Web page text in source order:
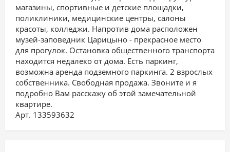
магазины, спортивные и детские площадки,
поликлиники, медицинские центры, салоны
красоты, колледжи. Напротив дома расположен
музей-заповедник Царицыно - прекрасное место
для прогулок. Остановка общественного транспорта
находится недалеко от дома. Есть паркинг,
возможна аренда подземного паркинга. 2 взрослых
собственника. Свободная продажа. Звоните и я
подробно Вам расскажу об этой замечательной
квартире.
Арт. 133593632